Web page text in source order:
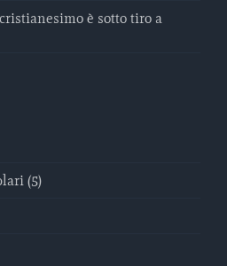
è sotto tiro a
(5)